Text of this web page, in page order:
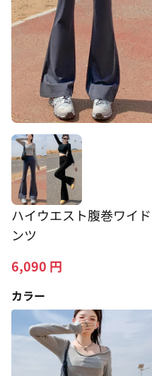
ハイウエスト腹巻ワイ
ンツ
6,090 円
カラー